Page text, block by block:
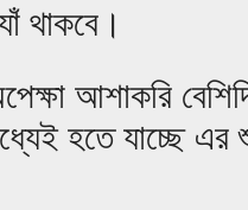
থাকবে।
আশাকরি
হতে যাচ্ছে